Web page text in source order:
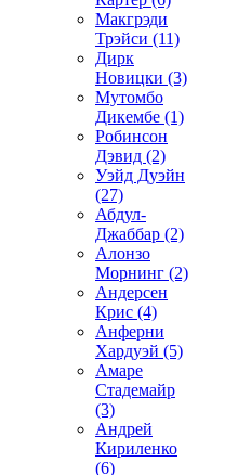
Макгрэди
Трэйси (11)
Дирк
Новицки (3)
Мутомбо
Дикембе (1)
Робинсон
Дэвид (2)
Уэйд Дуэйн
(27)
Абдул-
Джаббар (2)
Алонзо
Морнинг (2)
Андерсен
Крис (4)
Анферни
Xардуэй (5)
Амаре
Стадемайр
(3)
Андрей
Кириленко
(6)